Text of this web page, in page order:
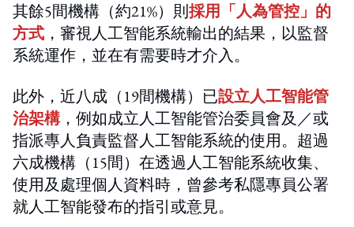
其餘5間機構（約21%）則採用「人為管控」的
方式 ，審視人工智能系統輸出的結果，以監督
系統運作，並在有需要時才介入。
此外，近八成（19間機構）已設立人工智能管
治架構，例如成立人工智能管治委員會及／或
指派專人負責監督人工智能系統的使用。超過
六成機構（15間）在透過人工智能系統收集、
使用及處理個人資料時，曾參考私隱專員公署
就人工智能發布的指引或意見。